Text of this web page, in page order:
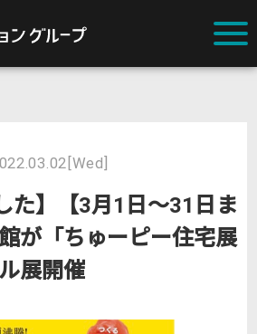
た】【3月1日～31日ま
が「ちゅーピー住宅展
展開催